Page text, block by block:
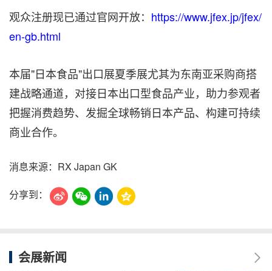
观众注册现已通过官网开放： https://www.jfex.jp/jfex/
en-gb.html
本届"日本食品"出口展夏季展尤其为东南亚采购商搭
建战略通道，对接日本出口型食品产业，助力参观者
把握消费趋势、发掘全球畅销日本产品、构建可持续
商业合作。
消息来源：RX Japan GK
分享到：
会展新闻